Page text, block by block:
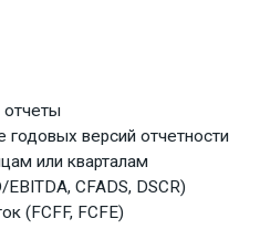
версий отчетности
или кварталам
CFADS, DSCR)
(FCFF, FCFE)